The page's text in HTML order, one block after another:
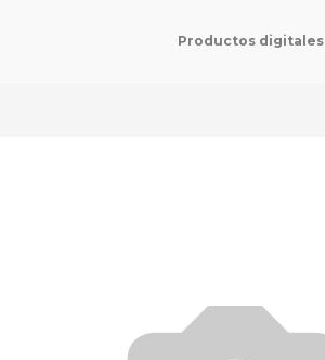
Productos digitales